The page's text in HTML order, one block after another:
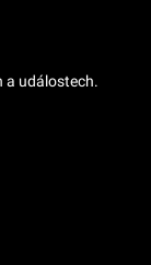
a událostech.